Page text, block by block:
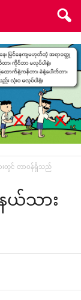
းတွင် တာဝန်ရှိသည်
ယ်သား